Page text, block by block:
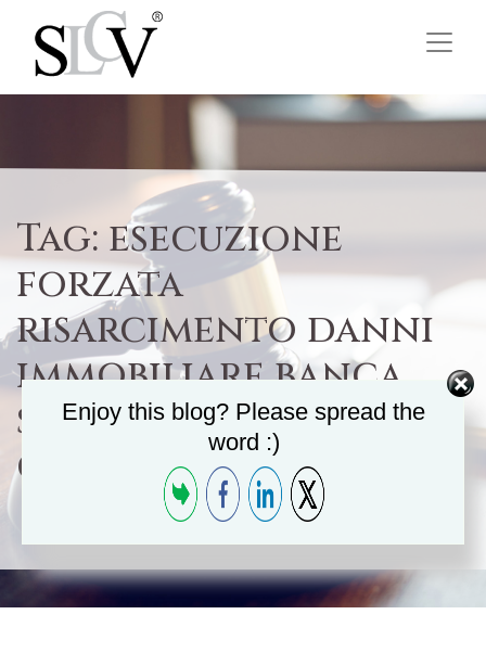
Tag: esecuzione
forzata
risarcimento danni
immobiliare banca
scionti villecco
congi
esecuzione forzata risarcimento danni...
Enjoy this blog? Please spread the
word :)